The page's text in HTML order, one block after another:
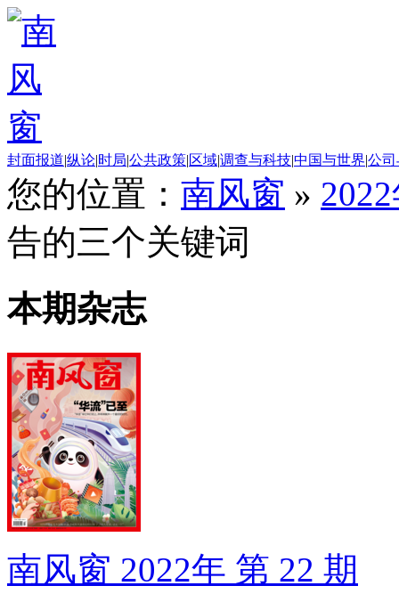
封面报道|纵论|时局|公共政策|区域|调查与科技|中国与世界|公
您的位置： 南风窗 »
告的三个关键词
本期杂志
南风窗 2022年 第 22 期